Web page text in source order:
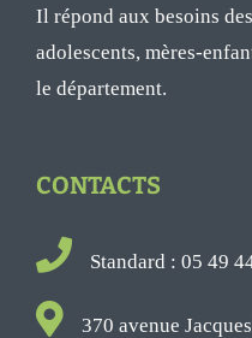
Il répond aux besoins
adolescents, mères-
le département.
CONTACTS
Standard : 05 49
370 avenue